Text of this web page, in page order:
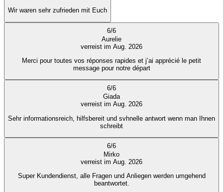
Wir waren sehr zufrieden mit Euch
6/6
Aurelie
verreist im Aug. 2026
Merci pour toutes vos réponses rapides et j’ai apprécié le petit
message pour notre départ
6/6
Giada
verreist im Aug. 2026
Sehr informationsreich, hilfsbereit und svhnelle antwort wenn man Ihnen
schreibt
6/6
Mirko
verreist im Aug. 2026
Super Kundendienst, alle Fragen und Anliegen werden umgehend
beantwortet.